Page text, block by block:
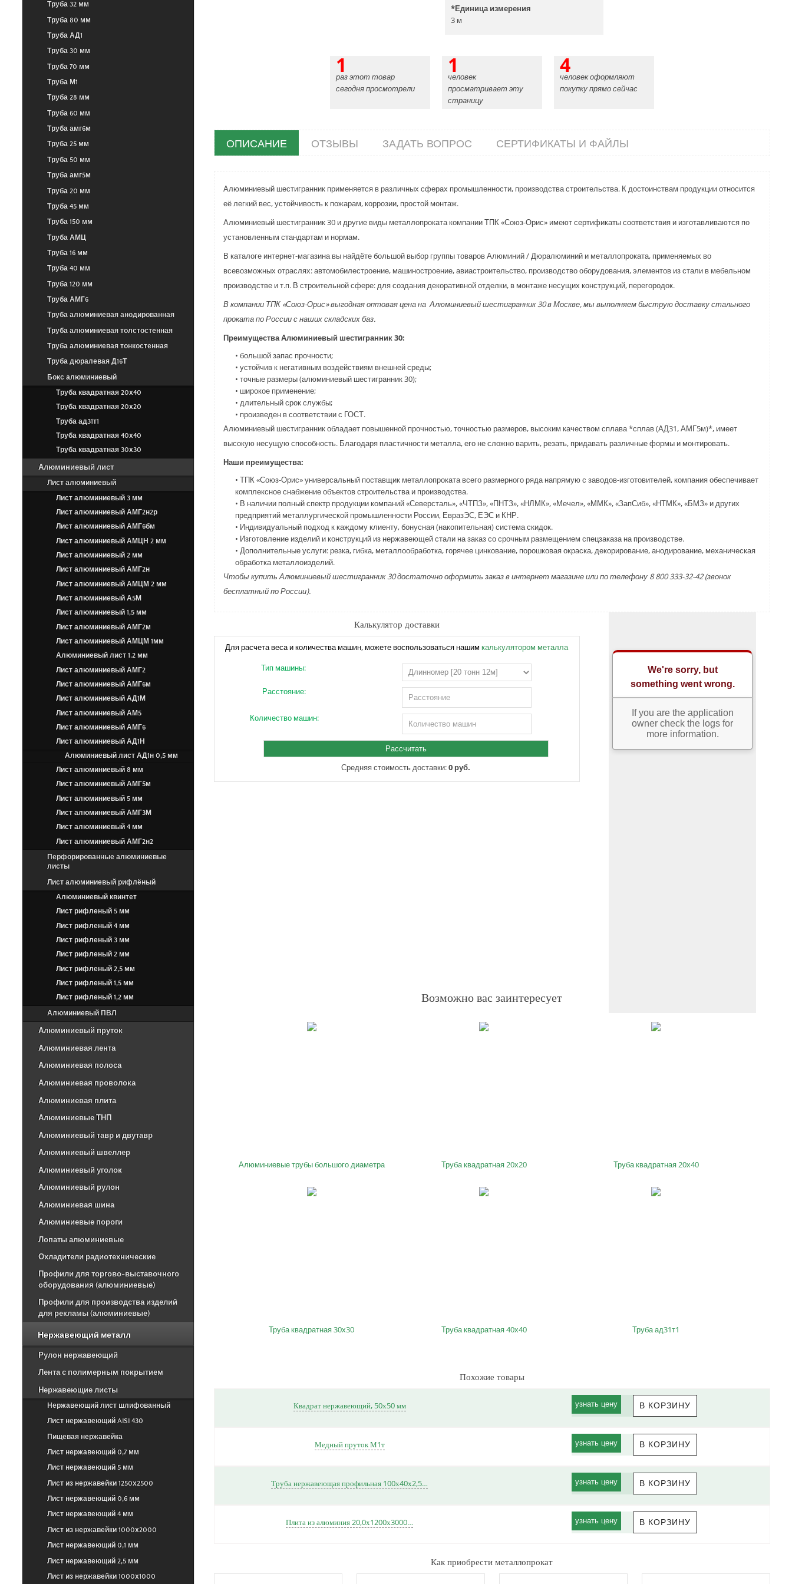
Труба 32 мм
Труба 80 мм
Труба АД1
Труба 30 мм
Труба 70 мм
Труба М1
Труба 28 мм
Труба 60 мм
Труба амг6м
Труба 25 мм
Труба 50 мм
Труба амг5м
Труба 20 мм
Труба 45 мм
Труба 150 мм
Труба АМЦ
Труба 16 мм
Труба 40 мм
Труба 120 мм
Труба АМГ6
Труба алюминиевая анодированная
Труба алюминиевая толстостенная
Труба алюминиевая тонкостенная
Труба дюралевая Д16Т
Бокс алюминиевый
Труба квадратная 20х40
Труба квадратная 20х20
Труба ад31т1
Труба квадратная 40х40
Труба квадратная 30х30
Алюминиевый лист
Лист алюминиевый
Лист алюминиевый 3 мм
Лист алюминиевый АМГ2н2р
Лист алюминиевый АМГ6бм
Лист алюминиевый АМЦН 2 мм
Лист алюминиевый 2 мм
Лист алюминиевый АМГ2н
Лист алюминиевый АМЦМ 2 мм
Лист алюминиевый А5М
Лист алюминиевый 1,5 мм
Лист алюминиевый АМГ2м
Лист алюминиевый АМЦМ 1мм
Алюминиевый лист 1.2 мм
Лист алюминиевый АМГ2
Лист алюминиевый АМГ6м
Лист алюминиевый АД1М
Лист алюминиевый АМ5
Лист алюминиевый АМГ6
Лист алюминиевый АД1Н
Алюминиевый лист АД1н 0,5 мм
Лист алюминиевый 8 мм
Лист алюминиевый АМГ5м
Лист алюминиевый 5 мм
Лист алюминиевый АМГ3М
Лист алюминиевый 4 мм
Лист алюминиевый АМГ2н2
Перфорированные алюминиевые
листы
Лист алюминиевый рифлёный
Алюминиевый квинтет
Лист рифленый 5 мм
Лист рифленый 4 мм
Лист рифленый 3 мм
Лист рифленый 2 мм
Лист рифленый 2,5 мм
Лист рифленый 1,5 мм
Лист рифленый 1,2 мм
Алюминиевый ПВЛ
Алюминиевый пруток
Алюминиевая лента
Алюминиевая полоса
Алюминиевая проволока
Алюминиевая плита
Алюминиевые ТНП
Алюминиевый тавр и двутавр
Алюминиевый швеллер
Алюминиевый уголок
Алюминиевый рулон
Алюминиевая шина
Алюминиевые пороги
Лопаты алюминиевые
Охладители радиотехнические
Профили для торгово-выставочного
оборудования (алюминиевые)
Профили для производства изделий
для рекламы (алюминиевые)
Нержавеющий металл
Рулон нержавеющий
Лента с полимерным покрытием
Нержавеющие листы
Нержавеющий лист шлифованный
Лист нержавеющий AISI 430
Пищевая нержавейка
Лист нержавеющий 0,7 мм
Лист нержавеющий 5 мм
Лист из нержавейки 1250х2500
Лист нержавеющий 0,6 мм
Лист нержавеющий 4 мм
Лист из нержавейки 1000х2000
Лист нержавеющий 0,1 мм
Лист нержавеющий 2,5 мм
Лист из нержавейки 1000х1000
*Единица измерения
3 м
1
раз этот товар
сегодня просмотрели
1
человек
просматривает эту
страницу
4
человек оформляют
покупку прямо сейчас
ОПИСАНИЕ ОТЗЫВЫ ЗАДАТЬ ВОПРОС СЕРТИФИКАТЫ И ФАЙЛЫ
Алюминиевый шестигранник применяется в различных сферах промышленности, производства строительства. К достоинствам продукции относится
её легкий вес, устойчивость к пожарам, коррозии, простой монтаж.
Алюминиевый шестигранник 30 и другие виды металлопроката компании ТПК «Союз-Орис» имеют сертификаты соответствия и изготавливаются по
установленным стандартам и нормам.
В каталоге интернет-магазина вы найдёте большой выбор группы товаров Алюминий / Дюралюминий и металлопроката, применяемых во
всевозможных отраслях: автомобилестроение, машиностроение, авиастроительство, производство оборудования, элементов из стали в мебельном
производстве и т.п. В строительной сфере: для создания декоративной отделки, в монтаже несущих конструкций, перегородок.
В компании ТПК «Союз-Орис» выгодная оптовая цена на Алюминиевый шестигранник 30 в Москве, мы выполняем быструю доставку стального
проката по России с наших складских баз.
Преимущества Алюминиевый шестигранник 30:
• большой запас прочности;
• устойчив к негативным воздействиям внешней среды;
• точные размеры (алюминиевый шестигранник 30);
• широкое применение;
• длительный срок службы;
• произведен в соответствии с ГОСТ.
Алюминиевый шестигранник обладает повышенной прочностью, точностью размеров, высоким качеством сплава *сплав (АД31, АМГ5м)*, имеет
высокую несущую способность. Благодаря пластичности металла, его не сложно варить, резать, придавать различные формы и монтировать.
Наши преимущества:
• ТПК «Союз-Орис» универсальный поставщик металлопроката всего размерного ряда напрямую с заводов-изготовителей, компания обеспечивает
комплексное снабжение объектов строительства и производства.
• В наличии полный спектр продукции компаний «Северсталь», «ЧТПЗ», «ПНТЗ», «НЛМК», «Мечел», «ММК», «ЗапСиб», «НТМК», «БМЗ» и других
предприятий металлургической промышленности России, ЕвразЭС, ЕЭС и КНР.
• Индивидуальный подход к каждому клиенту, бонусная (накопительная) система скидок.
• Изготовление изделий и конструкций из нержавеющей стали на заказ со срочным размещением спецзаказа на производстве.
• Дополнительные услуги: резка, гибка, металлообработка, горячее цинкование, порошковая окраска, декорирование, анодирование, механическая
обработка металлоизделий.
Чтобы купить Алюминиевый шестигранник 30 достаточно оформить заказ в интернет магазине или по телефону 8 800 333-32-42 (звонок
бесплатный по России).
Калькулятор доставки
Для расчета веса и количества машин, можете воспользоваться нашимкалькулятором металла
Тип машины:
Расстояние:
Количество машин:
Средняя стоимость доставки:0 руб.
Возможно вас заинтересует
Алюминиевые трубы большого диаметра Труба квадратная 20х20 Труба квадратная 20х40
Труба квадратная 30х30 Труба квадратная 40х40 Труба ад31т1
Похожие товары
Квадрат нержавеющий, 50х50 мм узнать цену
Медный пруток М1т узнать цену
Труба нержавеющая профильная 100х40х2,5… узнать цену
Плита из алюминия 20,0х1200х3000… узнать цену
Как приобрести металлопрокат